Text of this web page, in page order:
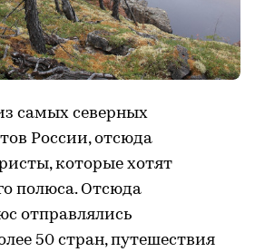
самых северных
России, отсюда
которые хотят
полюса. Отсюда
отправлялись
50 стран, путешествия